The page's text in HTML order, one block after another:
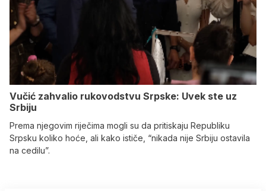
Vučić zahvalio rukovodstvu Srpske: Uvek ste uz
Srbiju
Prema njegovim riječima mogli su da pritiskaju Republiku
Srpsku koliko hoće, ali kako ističe, “nikada nije Srbiju ostavila
na cedilu”.